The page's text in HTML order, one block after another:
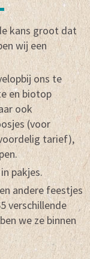
kans groot dat
wij een
ons te
en biotop
ook
(voor
tarief),
pakjes.
andere feestjes
verschillende
we ze binnen